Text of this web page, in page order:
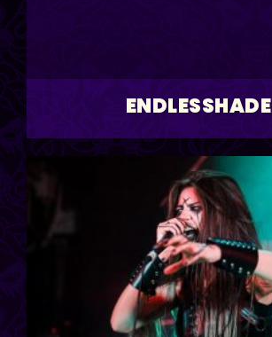
ENDLESSHADE